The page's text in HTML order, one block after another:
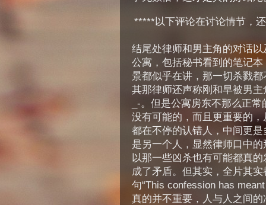
*****以下评论在讨论情节，
结尾处律师和男主角的对话
公寓，包括秘书看到的笔记
景都似乎在讲，那一切杀戮
其那律师还声称刚和早被男
_-。但是公寓房东不那么正
没有可能的，而且更重要的
都在不停的认错人，中间更
是另一个人，显然律师口中
以那一些凶杀也有可能都真
成了矛盾。但其实，全片其
句“This confession has
真的并不重要，人与人之间